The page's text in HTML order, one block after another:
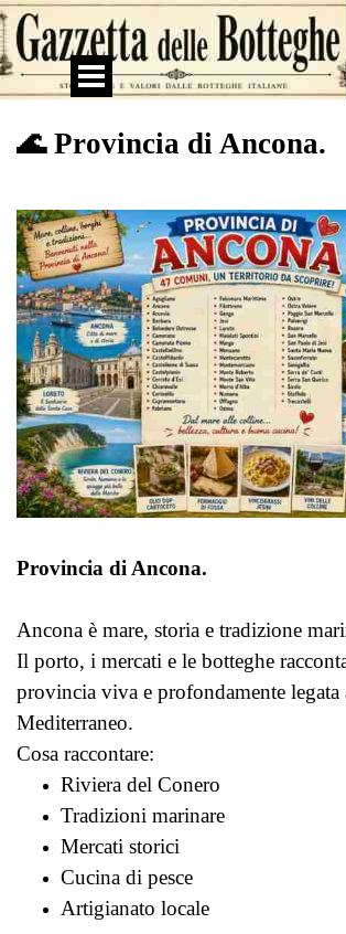
Vai ai contenuti
Salta menù
🌊 Provincia di Ancona.
Provincia di Ancona.
Ancona è mare, storia e tradizione
Il porto, i mercati e le botteghe
provincia viva e profondamente legata
Mediterraneo.
Cosa raccontare:
Riviera del Conero
Tradizioni marinare
Mercati storici
Cucina di pesce
Artigianato locale